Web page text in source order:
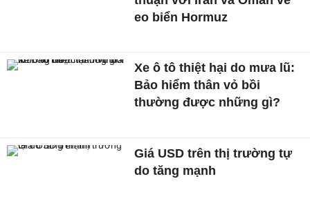
eo biển Hormuz
Xe ô tô thiệt hại do mưa lũ:
Bảo hiểm thân vỏ bồi
thường được những gì?
Giá USD trên thị trường tự
do tăng mạnh